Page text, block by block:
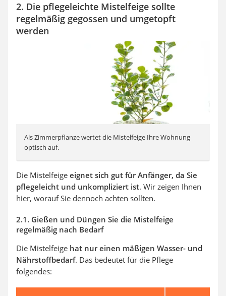
2. Die pflegeleichte Mistelfeige sollte
regelmäßig gegossen und umgetopft
werden
Als Zimmerpflanze wertet die Mistelfeige Ihre Wohnung
optisch auf.
Die Mistelfeige eignet sich gut für Anfänger, da Sie
pflegeleicht und unkompliziert ist. Wir zeigen Ihnen
hier, worauf Sie dennoch achten sollten.
2.1. Gießen und Düngen Sie die Mistelfeige
regelmäßig nach Bedarf
Die Mistelfeige hat nur einen mäßigen Wasser- und
Nährstoffbedarf. Das bedeutet für die Pflege
folgendes: